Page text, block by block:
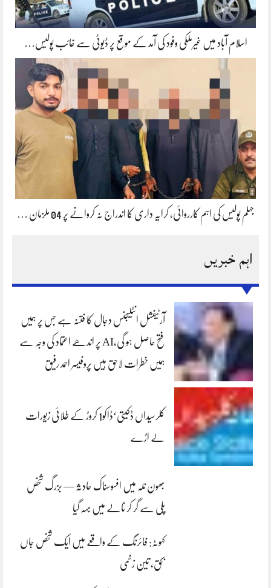
اسلام آباد میں غیرملکی وفود کی آمد کے موقع پر ڈیوٹی سے غائب پولیس…
جہلم پولیس کی اہم کارروائی، کرایہ داری کا اندراج نہ کروانے پر 04 ملزمان …
اہم خبریں
آرٹیفشل انٹلیجنس دجال کا فتنہ ہے جس پر ہمیں
فتح حاصل ہو گی،AI پر اندھے اعتماد کی وجہ سے
ہمیں خطرات لاحق ہیں پروفیسر احمد رفیق
کلرسیداں ڈکیتی‘ڈاکو1 کروڑ کے طلائی زیورات
لے اڑے
بھون نلہ میں افسوسناک حادثہ — بزرگ شخص
پلی سے گر کر نالے میں بہہ گیا
کہوٹہ: فائرنگ کے واقعے میں ایک شخص جاں
بحق، تین زخمی